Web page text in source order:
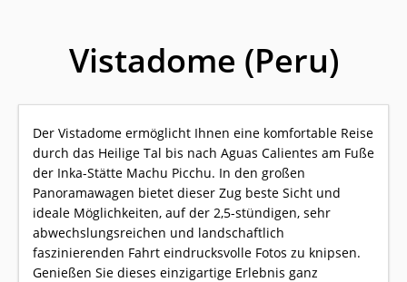
Vistadome (Peru)
Der Vistadome ermöglicht Ihnen eine komfortable Reise
durch das Heilige Tal bis nach Aguas Calientes am Fuße
der Inka-Stätte Machu Picchu. In den großen
Panoramawagen bietet dieser Zug beste Sicht und
ideale Möglichkeiten, auf der 2,5-stündigen, sehr
abwechslungsreichen und landschaftlich
faszinierenden Fahrt eindrucksvolle Fotos zu knipsen.
Genießen Sie dieses einzigartige Erlebnis ganz